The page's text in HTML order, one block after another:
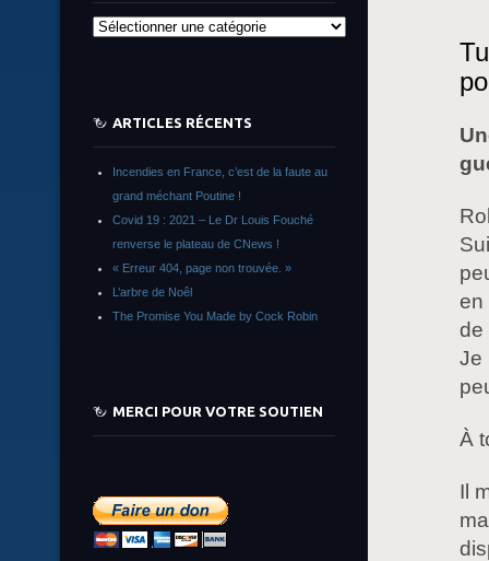
en
de
Je
À
Il
Catégories
ARTICLES RÉCENTS
Incendies en France, c’est de la faute au
grand méchant Poutine !
Covid 19 : 2021 – Le Dr Louis Fouché
renverse le plateau de CNews !
« Erreur 404, page non trouvée. »
L’arbre de Noêl
The Promise You Made by Cock Robin
MERCI POUR VOTRE SOUTIEN